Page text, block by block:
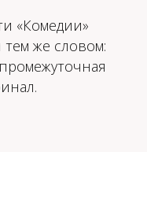
«Комедии»
же словом: